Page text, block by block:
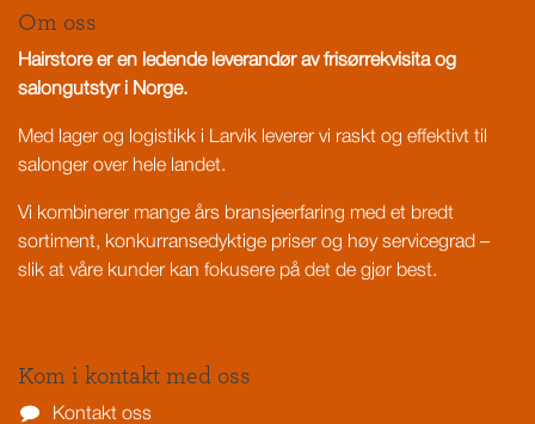
Om oss
Hairstore er en ledende leverandør av frisørrekvisita og
salongutstyr i Norge.
Med lager og logistikk i Larvik leverer vi raskt og effektivt til
salonger over hele landet.
Vi kombinerer mange års bransjeerfaring med et bredt
sortiment, konkurransedyktige priser og høy servicegrad –
slik at våre kunder kan fokusere på det de gjør best.
Kom i kontakt med oss
Kontakt oss